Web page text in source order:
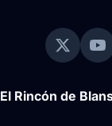
El Rincón de